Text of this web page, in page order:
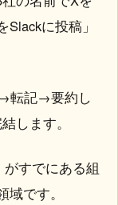
に投稿」
転記→要約し
します。
がすでにある組
です。